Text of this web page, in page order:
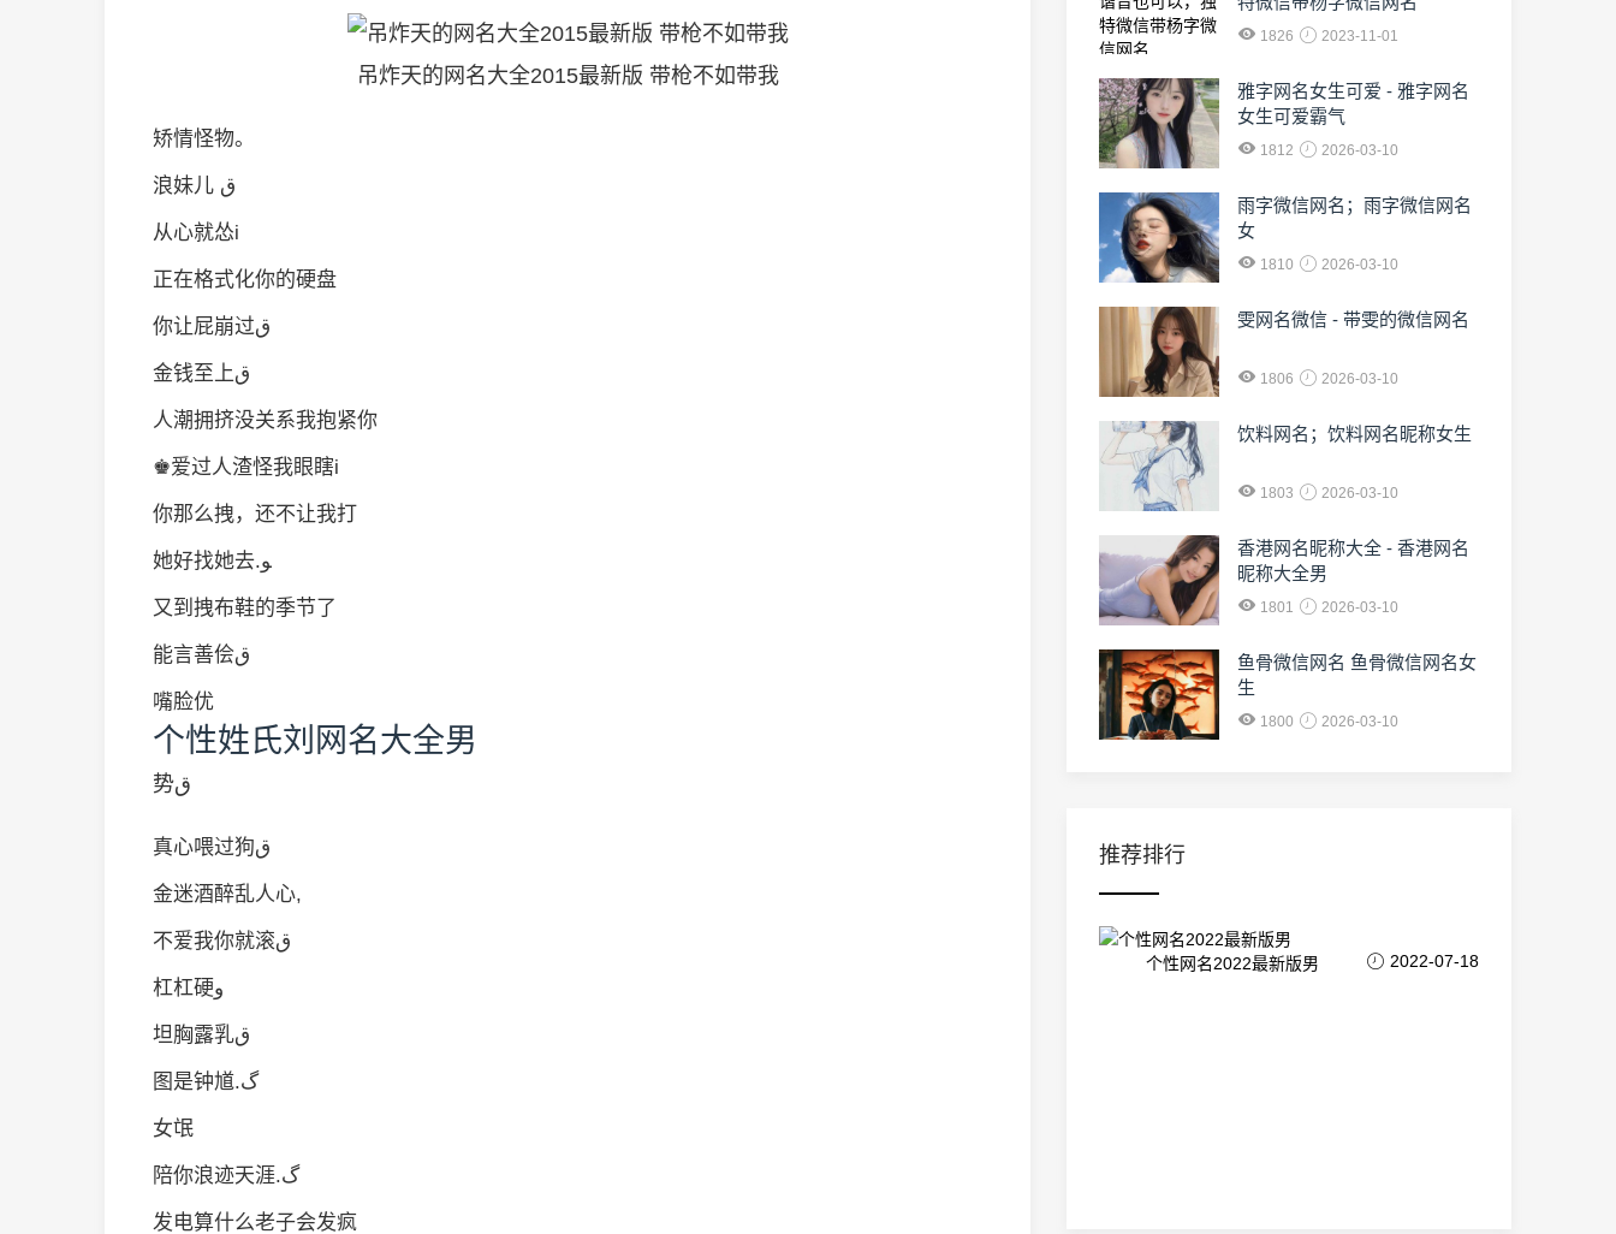
吊炸天的网名大全2015最新版 带枪不如带我
矫情怪物。
浪妹儿 ق
从心就怂i
正在格式化你的硬盘
你让屁崩过ق
金钱至上ق
人潮拥挤没关系我抱紧你
♚爱过人渣怪我眼瞎i
你那么拽，还不让我打
她好找她去.ﻮ
又到拽布鞋的季节了
能言善侩ق
嘴脸优
个性姓氏刘网名大全男
势ق
真心喂过狗ق
金迷酒醉乱人心,
不爱我你就滚ق
杠杠硬و
坦胸露乳ق
图是钟馗.گ
女氓
陪你浪迹天涯.گ
发电算什么老子会发疯
1826 2023-11-01
雅字网名女生可爱 - 雅字网名
女生可爱霸气
1812 2026-03-10
雨字微信网名；雨字微信网名
女
1810 2026-03-10
雯网名微信 - 带雯的微信网名
1806 2026-03-10
饮料网名；饮料网名昵称女生
1803 2026-03-10
香港网名昵称大全 - 香港网名
昵称大全男
1801 2026-03-10
鱼骨微信网名 鱼骨微信网名女
生
1800 2026-03-10
推荐排行
个性网名2022最新版男 2022-07-18